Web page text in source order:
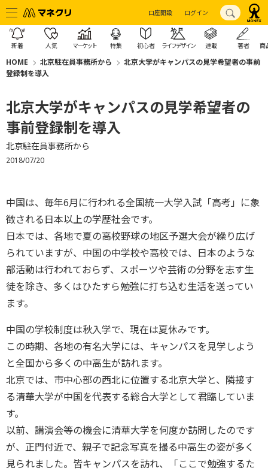
口座開設 ログイン
新着 人気 マーケット 特集 初心者 ライフデザイン 連載 著者 商
HOME 北京駐在員事務所から
北京大学がキャンパスの見学希望者の事前
登録制を導入
北京大学がキャンパスの見学希望者の
事前登録制を導入
北京駐在員事務所から
2018/07/20
中国は、毎年6月に行われる全国統一大学入試「高考」に象
徴される日本以上の学歴社会です。
日本では、各地で夏の高校野球の地区予選大会が繰り広げ
られていますが、中国の中学校や高校では、日本のような
部活動は行われておらず、スポーツや芸術の分野を志す生
徒を除き、多くはひたすら勉強に打ち込む生活を送ってい
ます。
中国の学校制度は秋入学で、現在は夏休みです。
この時期、各地の有名大学には、キャンパスを見学しよう
と全国から多くの中高生が訪れます。
北京では、市中心部の西北に位置する北京大学と、隣接す
る清華大学が中国を代表する総合大学として君臨していま
す。
以前、講演会等の機会に清華大学を何度か訪問したのです
が、正門付近で、親子で記念写真を撮る中高生の姿が多く
見られました。皆キャンパスを訪れ、「ここで勉強するた